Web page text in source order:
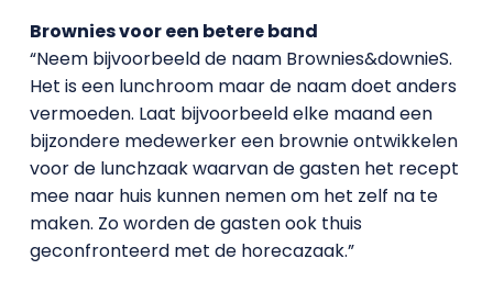
Brownies voor een betere band
“Neem bijvoorbeeld de naam Brownies&downieS.
Het is een lunchroom maar de naam doet anders
vermoeden. Laat bijvoorbeeld elke maand een
bijzondere medewerker een brownie ontwikkelen
voor de lunchzaak waarvan de gasten het recept
mee naar huis kunnen nemen om het zelf na te
maken. Zo worden de gasten ook thuis
geconfronteerd met de horecazaak.”